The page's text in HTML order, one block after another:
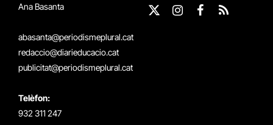
Ana Basanta
abasanta@periodismeplural.cat
redaccio@diarieducacio.cat
publicitat@periodismeplural.cat
Telèfon:
932 311 247
X
Instagram
Facebook
RSS